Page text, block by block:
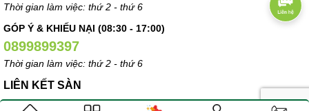
Thời gian làm việc: thứ 2 - thứ 6
GÓP Ý & KHIẾU NẠI (08:30 - 17:00)
0899899397
Thời gian làm việc: thứ 2 - thứ 6
LIÊN KẾT SÀN